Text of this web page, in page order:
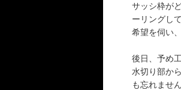
サッシ枠が
ーリングし
希望を伺い
後日、予め
水切り部か
も忘れませ